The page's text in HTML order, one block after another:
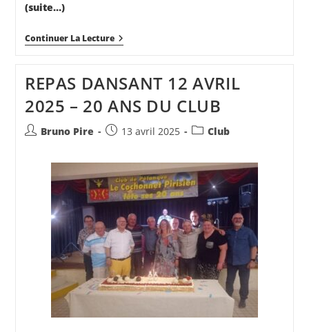
(suite…)
Continuer La LectureCHAMPIONNAT
TRIPLETTE
REPAS DANSANT 12 AVRIL
2025 – 20 ANS DU CLUB
Auteur/autrice
publication :
Bruno Pire
Publication
13 avril 2025
PostClub